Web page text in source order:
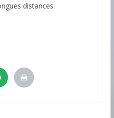
distances.